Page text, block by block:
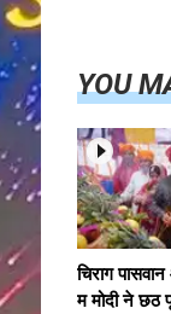
YOU
चिराग
म मोदी ने छठ